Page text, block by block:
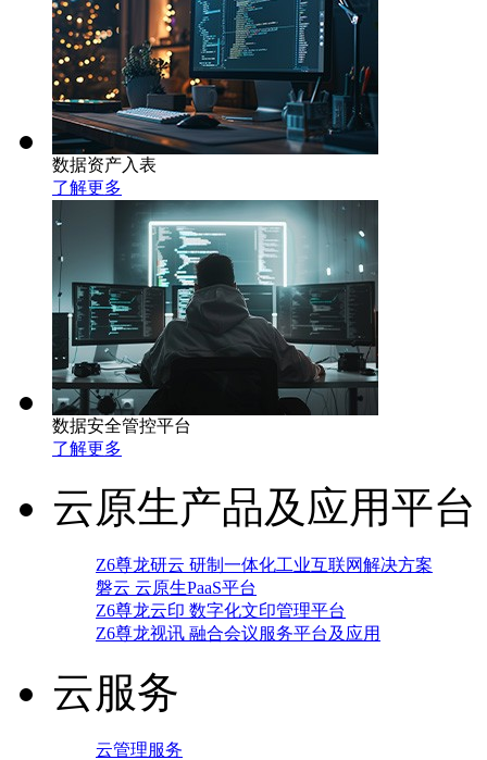
数据资产入表
了解更多
数据安全管控平台
了解更多
云原生产品及应用平台
Z6尊龙研云 研制一体化工业互联网解决方案
磐云 云原生PaaS平台
Z6尊龙云印 数字化文印管理平台
Z6尊龙视讯 融合会议服务平台及应用
云服务
云管理服务